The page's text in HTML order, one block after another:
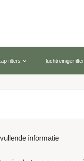
filters
informatie